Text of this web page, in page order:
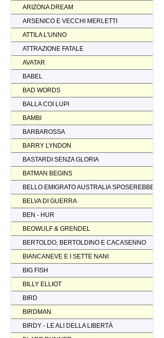
ARIZONA DREAM
ARSENICO E VECCHI MERLETTI
ATTILA L'UNNO
ATTRAZIONE FATALE
AVATAR
BABEL
BAD WORDS
BALLA COI LUPI
BAMBI
BARBAROSSA
BARRY LYNDON
BASTARDI SENZA GLORIA
BATMAN BEGINS
BELLO EMIGRATO AUSTRALIA SPOSEREBBE
BELVA DI GUERRA
BEN - HUR
BEOWULF & GRENDEL
BERTOLDO, BERTOLDINO E CACASENNO
BIANCANEVE E I SETTE NANI
BIG FISH
BILLY ELLIOT
BIRD
BIRDMAN
BIRDY - LE ALI DELLA LIBERTÀ